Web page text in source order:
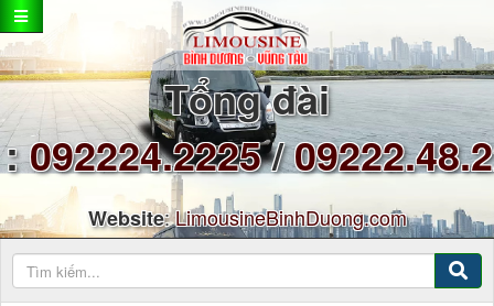
Tổng đài
:092224.2225/
Website:LimousineBinhDuong.com